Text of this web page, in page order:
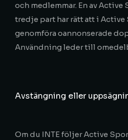
och medlemmar. En av
tredje part har rätt att i Active
genomföra oannonserade
Användning leder till
Avstängning eller
Om du INTE följer Active